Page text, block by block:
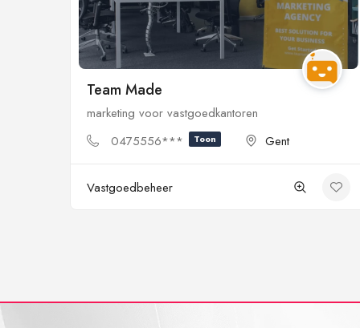
Team Made
marketing voor vastgoedkantoren
0475556***
Toon Gent
Vastgoedbeheer